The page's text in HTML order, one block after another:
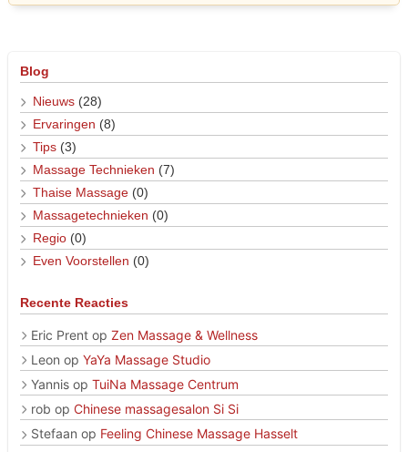
Blog
Nieuws (28)
Ervaringen (8)
Tips (3)
Massage Technieken (7)
Thaise Massage (0)
Massagetechnieken (0)
Regio (0)
Even Voorstellen (0)
Recente Reacties
Eric Prent op Zen Massage & Wellness
Leon op YaYa Massage Studio
Yannis op TuiNa Massage Centrum
rob op Chinese massagesalon Si Si
Stefaan op Feeling Chinese Massage Hasselt